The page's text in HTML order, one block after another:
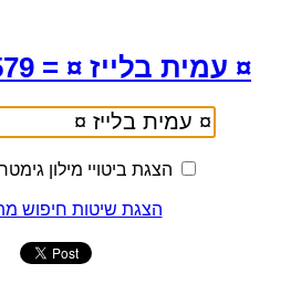
¤ עמית בלייז ¤ = 579 בגימטריה
הצגת ביטויי מילון
הצגת שיטות חיפוש